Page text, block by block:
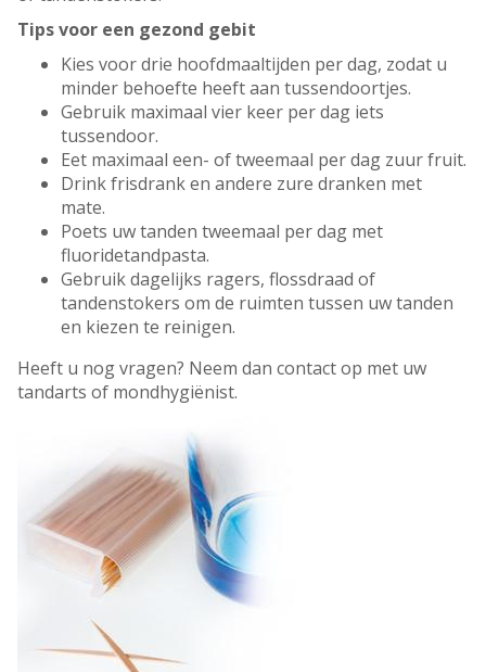
Tips voor een gezond gebit
Kies voor drie hoofdmaaltijden per dag, zodat u
minder behoefte heeft aan tussendoortjes.
Gebruik maximaal vier keer per dag iets
tussendoor.
Eet maximaal een- of tweemaal per dag zuur fruit.
Drink frisdrank en andere zure dranken met
mate.
Poets uw tanden tweemaal per dag met
fluoridetandpasta.
Gebruik dagelijks ragers, flossdraad of
tandenstokers om de ruimten tussen uw tanden
en kiezen te reinigen.
Heeft u nog vragen? Neem dan contact op met uw
tandarts of mondhygiënist.